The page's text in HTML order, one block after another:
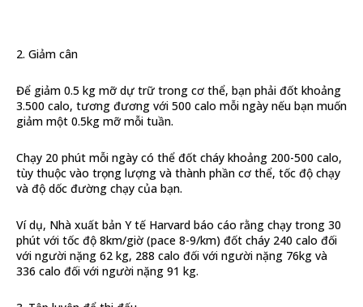
2. Giảm cân
Để giảm 0.5 kg mỡ dự trữ trong cơ thể, bạn phải đốt khoảng
3.500 calo, tương đương với 500 calo mỗi ngày nếu bạn muốn
giảm một 0.5kg mỡ mỗi tuần.
Chạy 20 phút mỗi ngày có thể đốt cháy khoảng 200-500 calo,
tùy thuộc vào trọng lượng và thành phần cơ thể, tốc độ chạy
và độ dốc đường chạy của bạn.
Ví dụ, Nhà xuất bản Y tế Harvard báo cáo rằng chạy trong 30
phút với tốc độ 8km/giờ (pace 8-9/km) đốt cháy 240 calo đối
với người nặng 62 kg, 288 calo đối với người nặng 76kg và
336 calo đối với người nặng 91 kg.